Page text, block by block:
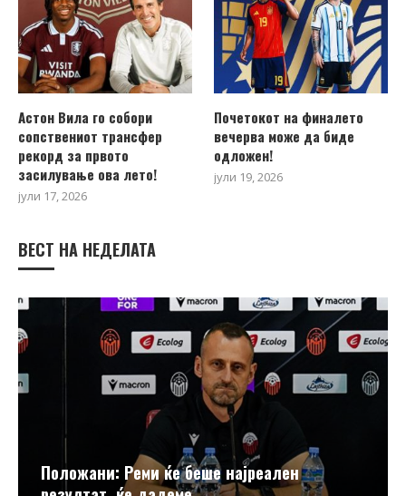
Астон Вила го собори
сопствениот трансфер
рекорд за првото
засилување ова лето!
јули 17, 2026
Почетокот на финалето
вечерва може да биде
одложен!
јули 19, 2026
ВЕСТ НА НЕДЕЛАТА
Положани: Реми ќе беше најреален